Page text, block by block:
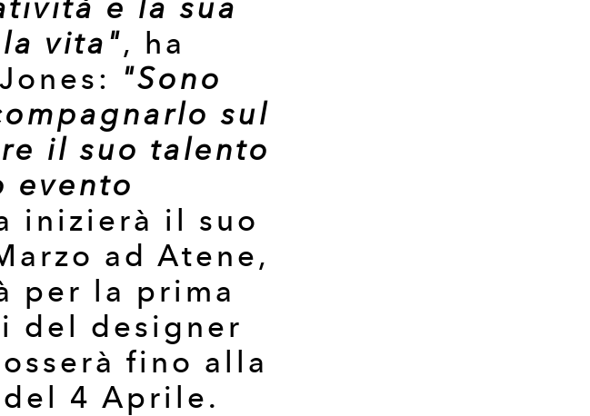
e la sua
vita", ha
"Sono
sul
il suo talento
evento
inizierà il suo
ad Atene,
per la prima
del designer
fino alla
4 Aprile.